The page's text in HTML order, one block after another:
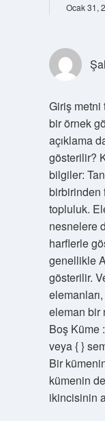
Ocak 31,
Giriş metni
bir örnek
açıklama
gösterilir?
bilgiler:
birbirinden
topluluk.
nesnelere
harflerle
genellikle
gösterilir.
eleman bir
Boş Küme
veya { }
Bir
kümenin
ikincisinin